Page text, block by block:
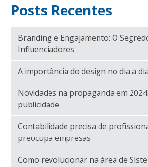
Posts Recentes
Branding e Engajamento: O
Influenciadores
A importância do design no dia a
Novidades na propaganda em
publicidade
Contabilidade precisa de
preocupa empresas
Como revolucionar na área de